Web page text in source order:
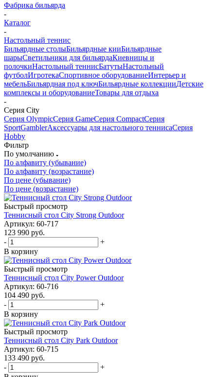
Фабрика бильярда
-
Каталог
-
Настольный теннис
Бильярдные столыБильярдные кииБильярдные
шарыСветильники для бильярдаКиевницы и
полочкиНастольный теннисБатутыНастольный
футболИгротекаСпортивное оборудованиеИнтерьер и
мебельБильярдная под ключБильярдные коллекцииДетские
комплексы и оборудованиеТовары для отдыха
-
Серия City
Серия OlympicСерия GameСерия CompactСерия
SportGamblerАксессуары для настольного теннисаСерия
Hobby
Фильтр
По умолчанию
По алфавиту (убывание)
По алфавиту (возрастание)
По цене (убывание)
По цене (возрастание)
Быстрый просмотр
Теннисный стол City Strong Outdoor
Артикул: 60-717
123 990 руб.
-
+
В корзину
Быстрый просмотр
Теннисный стол City Power Outdoor
Артикул: 60-716
104 490 руб.
-
+
В корзину
Быстрый просмотр
Теннисный стол City Park Outdoor
Артикул: 60-715
133 490 руб.
-
+